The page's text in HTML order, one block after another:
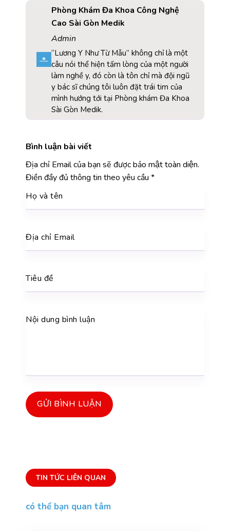
Phòng Khám Đa Khoa Công Nghệ
Cao Sài Gòn Medik
Admin
“Lương Y Như Từ Mẫu” không chỉ là một
câu nói thể hiện tấm lòng của một người
làm nghề y, đó còn là tôn chỉ mà đội ngũ
y bác sĩ chúng tôi luôn đặt trái tim của
mình hướng tới tại Phòng khám Đa Khoa
Sài Gòn Medik.
Bình luận bài viết
Địa chỉ Email của bạn sẽ được bảo mật toàn diện.
Điền đầy đủ thông tin theo yêu cầu *
Họ và tên
Địa chỉ Email
Tiêu đề
Nội dung bình luận
GỬI BÌNH LUẬN
TIN TỨC LIÊN QUAN
có thể bạn quan tâm